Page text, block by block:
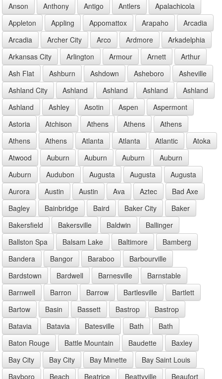
Anson
Anthony Antigo Antlers
Apalachicola
Appleton
Appling Appomattox Arapaho
Arcadia
Arcadia
Archer City Arco Ardmore
Arkadelphia
Arkansas City
Arlington Armour Arnett
Arthur
Ash Flat
Ashburn Ashdown Asheboro
Asheville
Ashland City
Ashland Ashland Ashland
Ashland
Ashland
Ashley Asotin Aspen
Aspermont
Astoria
Atchison Athens Athens
Athens
Athens
Athens Atlanta Atlanta Atlantic
Atoka
Atwood
Auburn Auburn Auburn
Auburn
Auburn
Audubon Augusta Augusta
Augusta
Aurora
Austin Austin Ava Aztec
Bad Axe
Bagley
Bainbridge Baird Baker City
Baker
Bakersfield
Bakersville Baldwin
Ballinger
Ballston Spa
Balsam Lake Baltimore
Bamberg
Bandera
Bangor Baraboo
Barbourville
Bardstown
Bardwell Barnesville
Barnstable
Barnwell
Barron Barrow Bartlesville
Bartlett
Bartow
Basin Bassett Bastrop
Bastrop
Batavia
Batavia Batesville Bath
Bath
Baton Rouge
Battle Mountain Baudette
Baxley
Bay City
Bay City Bay Minette
Bay Saint Louis
Bayboro
Beach Beatrice Beattyville
Beaufort